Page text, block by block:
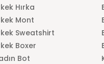
Hırka
Mont
Sweatshirt
Boxer
Bot